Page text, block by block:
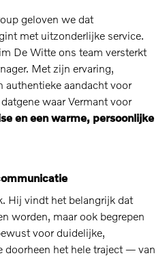
geloven we dat
met uitzonderlijke service.
De Witte ons team versterkt
Met zijn ervaring,
aandacht voor
waar Vermant voor
en een warme, persoonlijke
Hij vindt het belangrijk dat
worden, maar ook begrepen
voor duidelijke,
doorheen het hele traject — van